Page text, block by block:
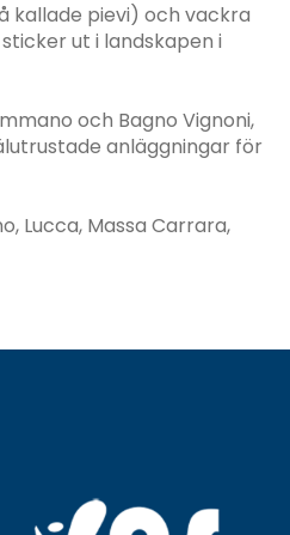
kallade pievi) och vackra
ut i landskapen i
och Bagno Vignoni,
anläggningar för
Lucca, Massa Carrara,